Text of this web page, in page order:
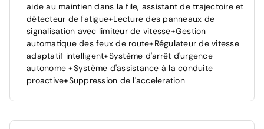
Airbag conducteur et passager
Système de fixation ISOFIX aux places AR
Tableau de bord moussé
aide au maintien dans la file, assistant de trajectoire et
détecteur de fatigue+Lecture des panneaux de
signalisation avec limiteur de vitesse+Gestion
automatique des feux de route+Régulateur de vitesse
adaptatif intelligent+Système d'arrêt d'urgence
autonome +Système d'assistance à la conduite
proactive+Suppression de l'acceleration